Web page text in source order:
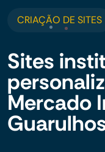
CRIAÇÃO DE SITES
Sites
Mercado